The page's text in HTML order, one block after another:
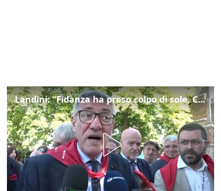
Landini: “Fidanza ha preso colpo di sole, Cgil non si gira mai dall'altra parte”